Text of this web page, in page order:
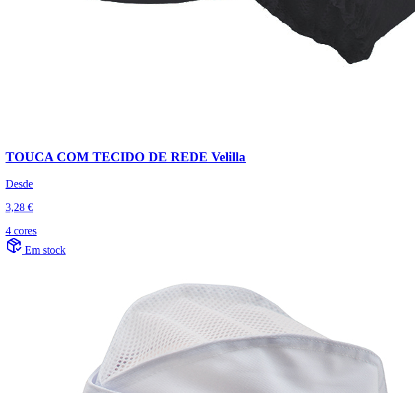
TOUCA COM TECIDO DE REDE Velilla
Desde
3,28 €
4 cores
Em stock